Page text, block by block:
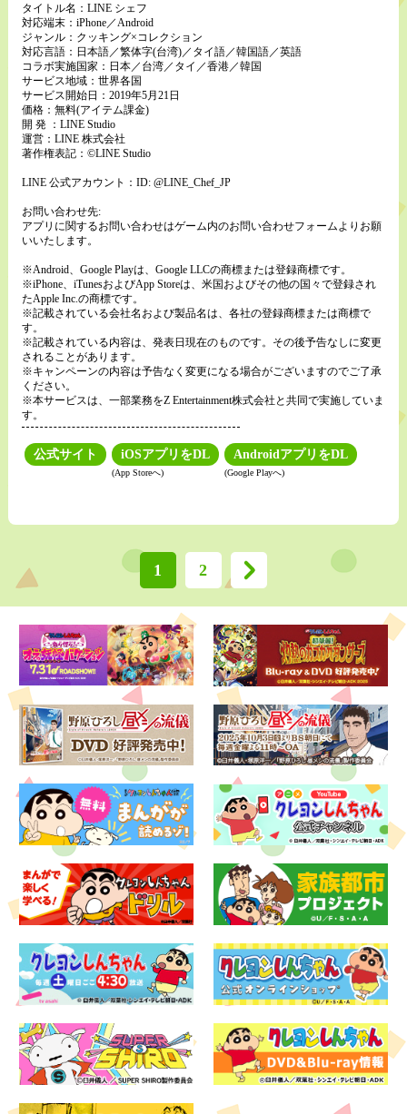
タイトル名：LINE シェフ
対応端末：iPhone／Android
ジャンル：クッキング×コレクション
対応言語：日本語／繁体字(台湾)／タイ語／韓国語／英語
コラボ実施国家：日本／台湾／タイ／香港／韓国
サービス地域：世界各国
サービス開始日：2019年5月21日
価格：無料(アイテム課金)
開 発 ：LINE Studio
運営：LINE 株式会社
著作権表記：©LINE Studio
LINE 公式アカウント：ID: @LINE_Chef_JP
お問い合わせ先:
アプリに関するお問い合わせはゲーム内のお問い合わせフォームよりお願
いいたします。
※Android、Google Playは、Google LLCの商標または登録商標です。
※iPhone、iTunesおよびApp Storeは、米国およびその他の国々で登録され
たApple Inc.の商標です。
※記載されている会社名および製品名は、各社の登録商標または商標で
す。
※記載されている内容は、発表日現在のものです。その後予告なしに変更
されることがあります。
※キャンペーンの内容は予告なく変更になる場合がございますのでご了承
ください。
※本サービスは、一部業務をZ Entertainment株式会社と共同で実施していま
す。
公式サイト iOSアプリをDL
(App Storeへ)
AndroidアプリをDL
(Google Playへ)
1 2